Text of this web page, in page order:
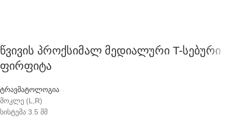
წვივის პროქსიმალ მედიალური T-სებური
ფირფიტა
ტრავმატოლოგია
მოკლე (L,R)
სისტემა 3.5 მმ